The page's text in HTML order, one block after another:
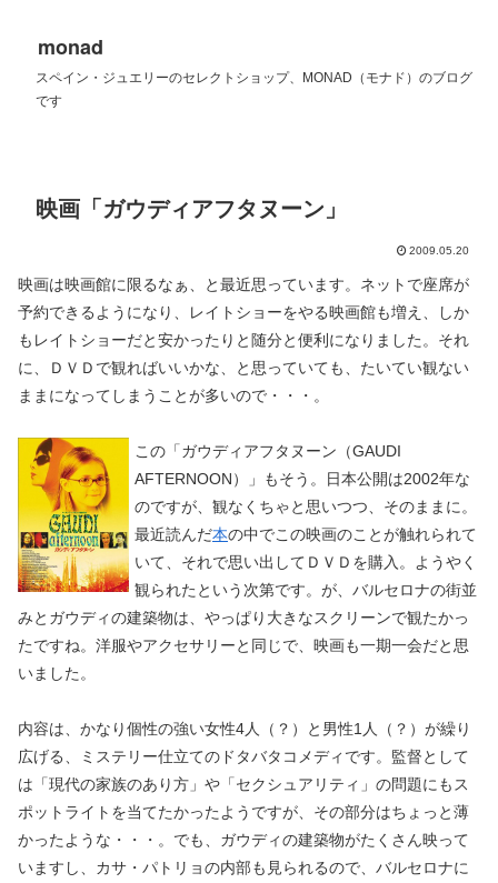
monad
スペイン・ジュエリーのセレクトショップ、MONAD（モナド）のブログ
です
映画「ガウディアフタヌーン」
2009.05.20
映画は映画館に限るなぁ、と最近思っています。ネットで座席が
予約できるようになり、レイトショーをやる映画館も増え、しか
もレイトショーだと安かったりと随分と便利になりました。それ
に、ＤＶＤで観ればいいかな、と思っていても、たいてい観ない
ままになってしまうことが多いので・・・。
この「ガウディアフタヌーン（GAUDI
AFTERNOON）」もそう。日本公開は2002年な
のですが、観なくちゃと思いつつ、そのままに。
最近読んだ本の中でこの映画のことが触れられて
いて、それで思い出してＤＶＤを購入。ようやく
観られたという次第です。が、バルセロナの街並
みとガウディの建築物は、やっぱり大きなスクリーンで観たかっ
たですね。洋服やアクセサリーと同じで、映画も一期一会だと思
いました。
内容は、かなり個性の強い女性4人（？）と男性1人（？）が繰り
広げる、ミステリー仕立てのドタバタコメディです。監督として
は「現代の家族のあり方」や「セクシュアリティ」の問題にもス
ポットライトを当てたかったようですが、その部分はちょっと薄
かったような・・・。でも、ガウディの建築物がたくさん映って
いますし、カサ・パトリョの内部も見られるので、バルセロナに